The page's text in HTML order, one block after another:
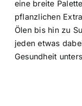
eine breite
pflanzlichen
Ölen bis hin zu
jeden etwas
Gesundheit